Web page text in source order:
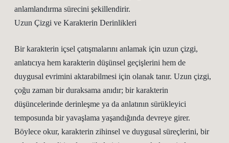
anlamlandırma sürecini şekillendirir.
Uzun Çizgi ve Karakterin Derinlikleri
Bir karakterin içsel çatışmalarını anlamak için uzun çizgi,
anlatıcıya hem karakterin düşünsel geçişlerini hem de
duygusal evrimini aktarabilmesi için olanak tanır. Uzun çizgi,
çoğu zaman bir duraksama anıdır; bir karakterin
düşüncelerinde derinleşme ya da anlatının sürükleyici
temposunda bir yavaşlama yaşandığında devreye girer.
Böylece okur, karakterin zihinsel ve duygusal süreçlerini, bir